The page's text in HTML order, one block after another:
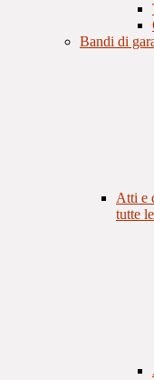
Bandi di
Atti e
tutte